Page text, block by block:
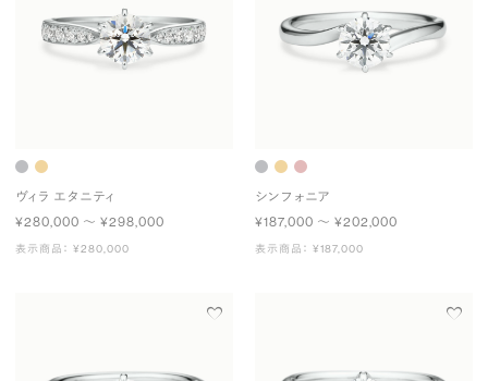
ヴィラ エタニティ
¥280,000 〜 ¥298,000
表示商品： ¥280,000
シンフォニア
¥187,000 〜 ¥202,000
表示商品： ¥187,000